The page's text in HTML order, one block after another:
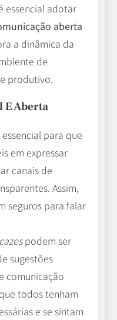
essencial adotar
aberta
a dinâmica da
de
produtivo.
E Aberta
essencial para que
em expressar
canais de
Assim,
seguros para falar
podem ser
sugestões
comunicação
todos tenham
e se sintam